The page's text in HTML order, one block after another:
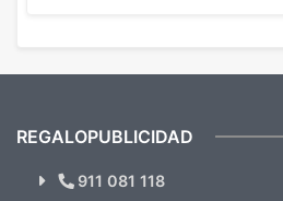
¿Quieres ver
Novedades y
REGALOPUBLICIDAD
911 081 118